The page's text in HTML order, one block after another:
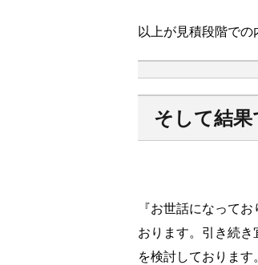
以上が見積段階での
そして結果
『お世話になってお
おります。引き続
を検討しておりま